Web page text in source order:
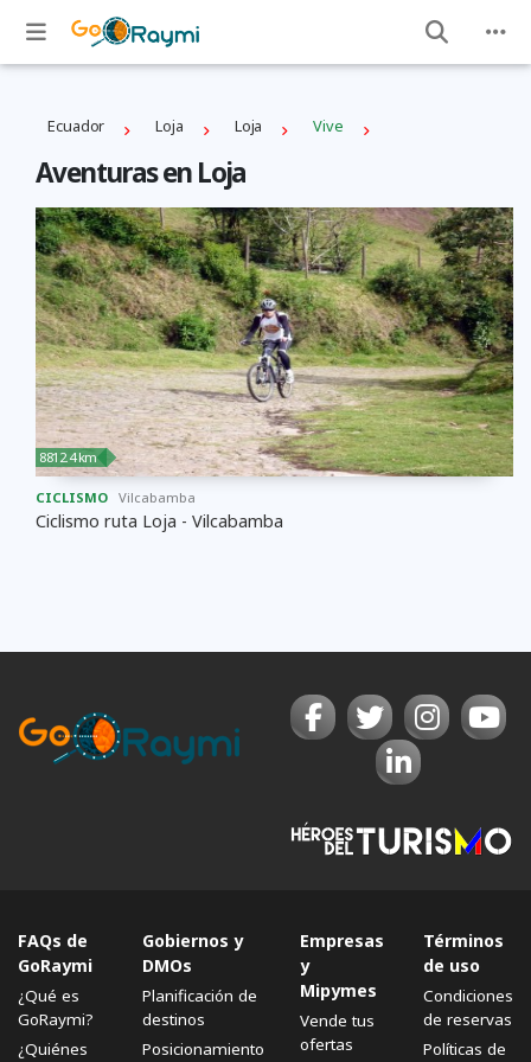
Ecuador Loja Loja Vive
Aventuras en Loja
8812.4 km
CICLISMO Vilcabamba
Ciclismo ruta Loja - Vilcabamba
FAQs de
GoRaymi
¿Qué es
GoRaymi?
¿Quiénes
Gobiernos y
DMOs
Planificación de
destinos
Posicionamiento
Empresas
y
Mipymes
Vende tus
ofertas
Términos
de uso
Condiciones
de reservas
Políticas de